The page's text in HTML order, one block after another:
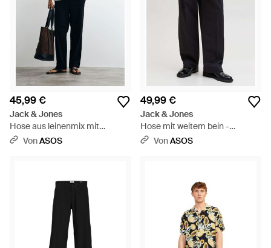
45,99 €
Jack & Jones
Hose aus leinenmix mit
tunnelzug - Schwarz
VonASOS
49,99 €
Jack & Jones
Hose mit weitem bein -
Schwarz
VonASOS